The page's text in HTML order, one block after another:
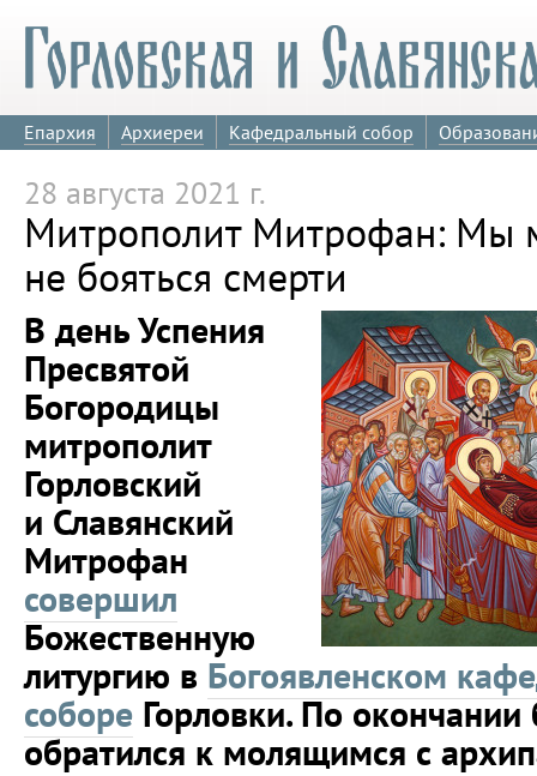
Епархия Архиереи Кафедральный собор
28 августа 2021 г.
Митрополит Митрофан: Мы
не бояться смерти
В день Успения
Пресвятой
Богородицы
митрополит
Горловский
и Славянский
Митрофан
совершил
Божественную
литургию в Богоявленском
соборе Горловки. По
обратился к молящимся с